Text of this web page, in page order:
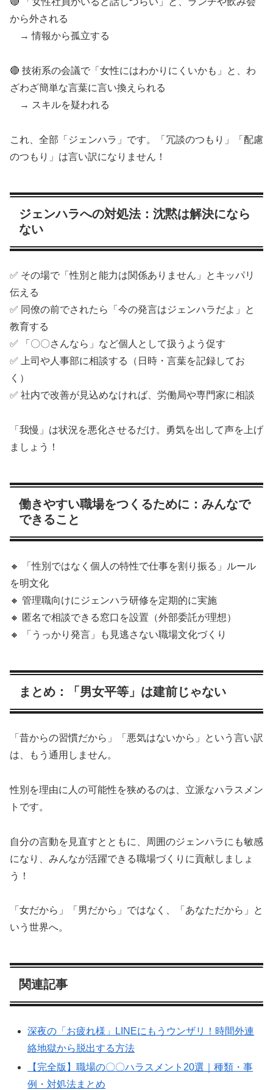
から外される
→ 情報から孤立する
🔴 技術系の会議で「女性にはわかりにくいかも」と、わ
ざわざ簡単な言葉に言い換えられる
→ スキルを疑われる
これ、全部「ジェンハラ」です。「冗談のつもり」「配慮
のつもり」は言い訳になりません！
ジェンハラへの対処法：沈黙は解決になら
ない
✅ その場で「性別と能力は関係ありません」とキッパリ
伝える
✅ 同僚の前でされたら「今の発言はジェンハラだよ」と
教育する
✅ 「〇〇さんなら」など個人として扱うよう促す
✅ 上司や人事部に相談する（日時・言葉を記録してお
く）
✅ 社内で改善が見込めなければ、労働局や専門家に相談
「我慢」は状況を悪化させるだけ。勇気を出して声を上げ
ましょう！
働きやすい職場をつくるために：みんなで
できること
🔸 「性別ではなく個人の特性で仕事を割り振る」ルール
を明文化
🔸 管理職向けにジェンハラ研修を定期的に実施
🔸 匿名で相談できる窓口を設置（外部委託が理想）
🔸 「うっかり発言」も見逃さない職場文化づくり
まとめ：「男女平等」は建前じゃない
「昔からの習慣だから」「悪気はないから」という言い訳
は、もう通用しません。
性別を理由に人の可能性を狭めるのは、立派なハラスメン
トです。
自分の言動を見直すとともに、周囲のジェンハラにも敏感
になり、みんなが活躍できる職場づくりに貢献しましょ
う！
「女だから」「男だから」ではなく、「あなただから」と
いう世界へ。
関連記事
深夜の「お疲れ様」LINEにもうウンザリ！時間外連
絡地獄から脱出する方法
【完全版】職場の〇〇ハラスメント20選｜種類・事
例・対処法まとめ